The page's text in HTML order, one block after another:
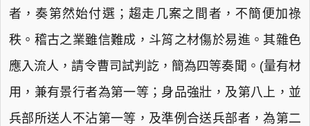
者，奏第然始付選；趨走几案之間者，不簡便加祿
秩。稽古之業雖信難成，斗筲之材傷於易進。其雜色
應入流人，請令曹司試判訖，簡為四等奏聞。(量有材
用，兼有景行者為第一等；身品強壯，及第八上，並
兵部所送人不沾第一等，及準例合送兵部者，為第二